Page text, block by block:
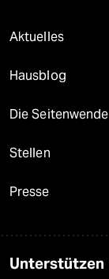
Aktuelles
Hausblog
Die Seitenwende
Stellen
Presse
Unterstützen